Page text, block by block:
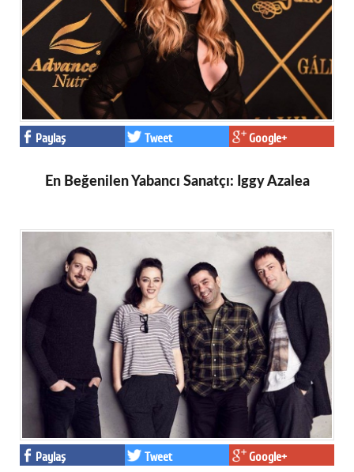
Paylaş Tweet Google+
En Beğenilen Yabancı Sanatçı: Iggy Azalea
Paylaş Tweet Google+